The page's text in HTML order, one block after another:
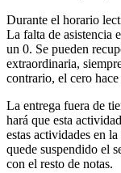
Durante el horario
La falta de asistencia
un 0. Se pueden
extraordinaria,
contrario, el cero
La entrega fuera de
hará que esta
estas actividades en
quede suspendido el
con el resto de notas.